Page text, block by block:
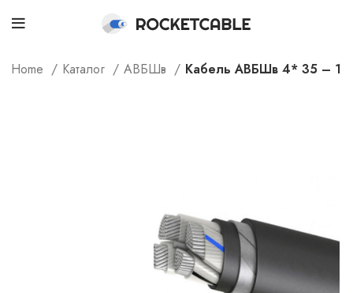
Home Каталог АВБШв Кабель АВБШв 4* 35 – 1